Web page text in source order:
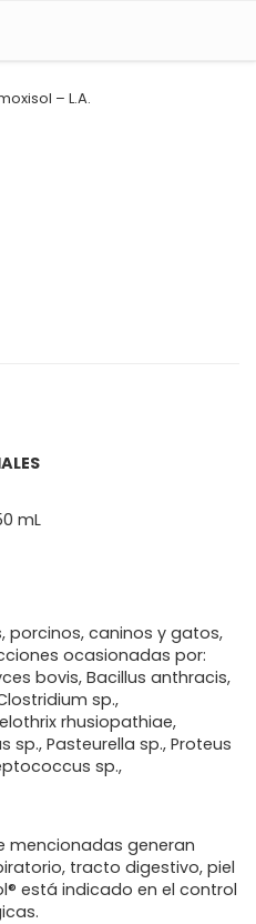
– L.A.
mL
porcinos, caninos y gatos,
ocasionadas por:
bovis, Bacillus anthracis,
sp.,
rhusiopathiae,
sp., Pasteurella sp., Proteus
sp.,
mencionadas generan
tracto digestivo, piel
está indicado en el control